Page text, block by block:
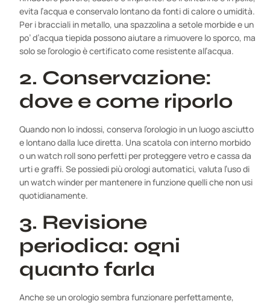
evita l’acqua e conservalo lontano da fonti di calore o umidità.
Per i bracciali in metallo, una spazzolina a setole morbide e un
po’ d’acqua tiepida possono aiutare a rimuovere lo sporco, ma
solo se l’orologio è certificato come resistente all’acqua.
2. Conservazione:
dove e come riporlo
Quando non lo indossi, conserva l’orologio in un luogo asciutto
e lontano dalla luce diretta. Una scatola con interno morbido
o un watch roll sono perfetti per proteggere vetro e cassa da
urti e graffi. Se possiedi più orologi automatici, valuta l’uso di
un watch winder per mantenere in funzione quelli che non usi
quotidianamente.
3. Revisione
periodica: ogni
quanto farla
Anche se un orologio sembra funzionare perfettamente,